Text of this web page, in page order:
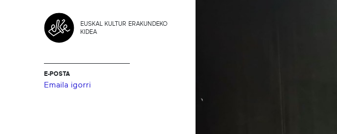
EUSKAL KULTUR ERAKUNDEKO
KIDEA
E-POSTA
Emaila igorri